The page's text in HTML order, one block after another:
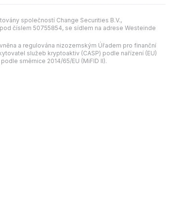
společností Change Securities B.V.,
číslem 50755854, se sídlem na adrese Westeinde
a regulována nizozemským Úřadem pro finanční
služeb kryptoaktiv (CASP) podle nařízení (EU)
směrnice 2014/65/EU (MiFID II).